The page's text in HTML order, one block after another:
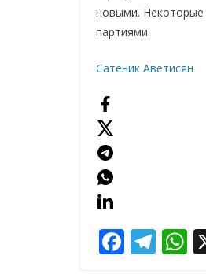
новыми. Некоторые
партиями.
Сатеник Аветисян
F T